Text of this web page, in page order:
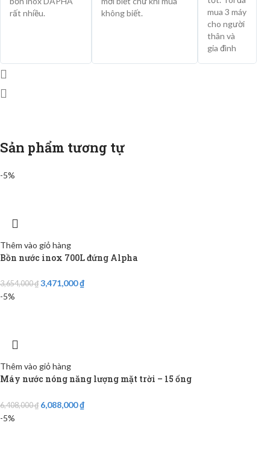
rất nhiều.
không biết.
mua 3 máy
cho người
thân và
gia đình
Sản phẩm tương tự
-5%
Thêm vào giỏ hàng
Bồn nước inox 700L đứng Alpha
3,654,000₫ 3,471,000₫
-5%
Thêm vào giỏ hàng
Máy nước nóng năng lượng mặt trời – 15 ống
6,408,000₫ 6,088,000₫
-5%